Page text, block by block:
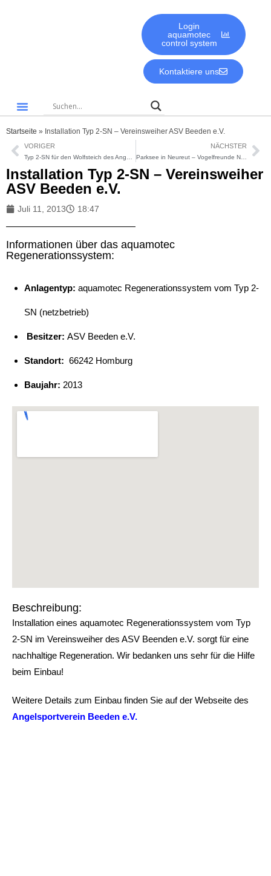
Login
aquamotec
control system
Kontaktiere uns
Startseite » Installation Typ 2-SN – Vereinsweiher ASV Beeden e.V.
VORIGER NÄCHSTER
Parksee in Neureut – Vogelfreunde Neureut 1953 e.V.
Installation Typ 2-SN – Vereinsweiher
ASV Beeden e.V.
Juli 11, 2013 18:47
Informationen über das aquamotec
Regenerationssystem:
Anlagentyp: aquamotec Regenerationssystem vom Typ 2-
SN (netzbetrieb)
Besitzer: ASV Beeden e.V.
Standort: 66242 Homburg
Baujahr: 2013
Beschreibung:
Installation eines aquamotec Regenerationssystem vom Typ
2-SN im Vereinsweiher des ASV Beenden e.V. sorgt für eine
nachhaltige Regeneration. Wir bedanken uns sehr für die Hilfe
beim Einbau!
Weitere Details zum Einbau finden Sie auf der Webseite des
Angelsportverein Beeden e.V.